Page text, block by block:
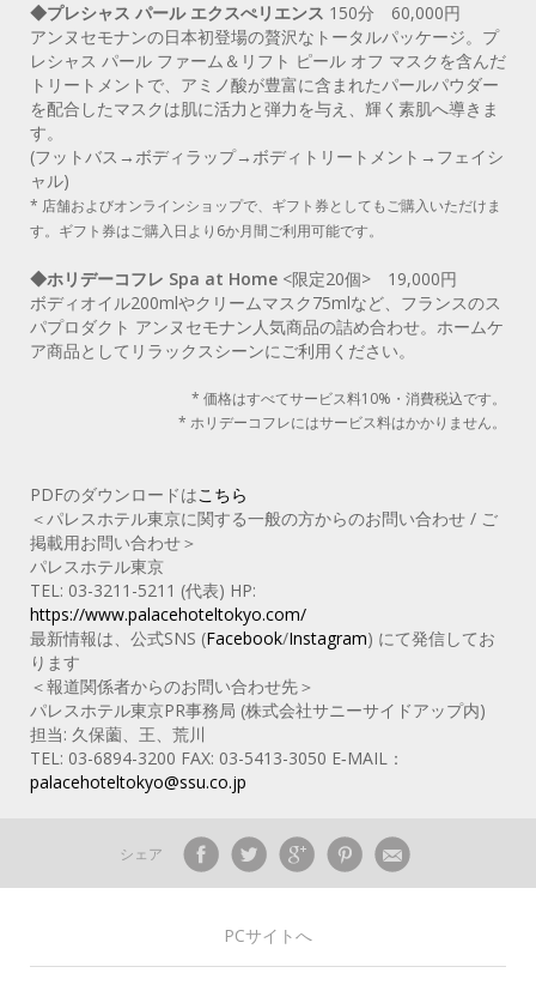
◆プレシャス パール エクスぺリエンス 150分 60,000円
アンヌセモナンの日本初登場の贅沢なトータルパッケージ。プ
レシャス パール ファーム＆リフト ピール オフ マスクを含んだ
トリートメントで、アミノ酸が豊富に含まれたパールパウダー
を配合したマスクは肌に活力と弾力を与え、輝く素肌へ導きま
す。
(フットバス→ボディラップ→ボディトリートメント→フェイシ
ャル)
* 店舗およびオンラインショップで、ギフト券としてもご購入いただけま
す。ギフト券はご購入日より6か月間ご利用可能です。
◆ホリデーコフレ Spa at Home <限定20個> 19,000円
ボディオイル200mlやクリームマスク75mlなど、フランスのス
パプロダクト アンヌセモナン人気商品の詰め合わせ。ホームケ
ア商品としてリラックスシーンにご利用ください。
* 価格はすべてサービス料10%・消費税込です。
* ホリデーコフレにはサービス料はかかりません。
PDFのダウンロードはこちら
＜パレスホテル東京に関する一般の方からのお問い合わせ / ご
掲載用お問い合わせ＞
パレスホテル東京
TEL: 03-3211-5211 (代表) HP:
https://www.palacehoteltokyo.com/
最新情報は、公式SNS (Facebook/Instagram) にて発信してお
ります
＜報道関係者からのお問い合わせ先＞
パレスホテル東京PR事務局 (株式会社サニーサイドアップ内)
担当: 久保薗、王、荒川
TEL: 03-6894-3200 FAX: 03-5413-3050 E‐MAIL：
palacehoteltokyo@ssu.co.jp
シェア
PCサイトへ